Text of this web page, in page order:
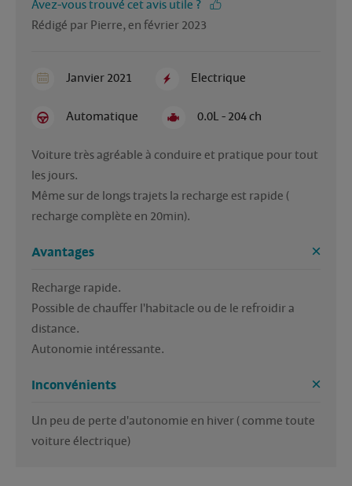
Avez-vous trouvé cet avis utile ?
Rédigé par Pierre, en février 2023
Janvier 2021 Electrique
Automatique 0.0L - 204 ch
Voiture très agréable à conduire et pratique pour tout
les jours.
Même sur de longs trajets la recharge est rapide (
Avantages
Recharge rapide.
Possible de chauffer l'habitacle ou de le refroidir a
distance.
Autonomie intéressante.
Inconvénients
Un peu de perte d'autonomie en hiver ( comme toute
voiture électrique)